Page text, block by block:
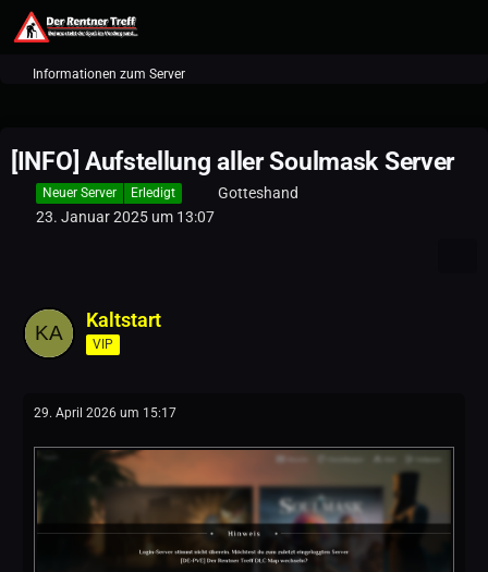
Informationen zum Server
[INFO] Aufstellung aller Soulmask Server
Neuer Server Erledigt
Gotteshand
23. Januar 2025 um 13:07
Kaltstart
VIP
29. April 2026 um 15:17